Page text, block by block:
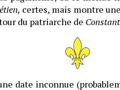
certes, mais montre
du patriarche de
date inconnue